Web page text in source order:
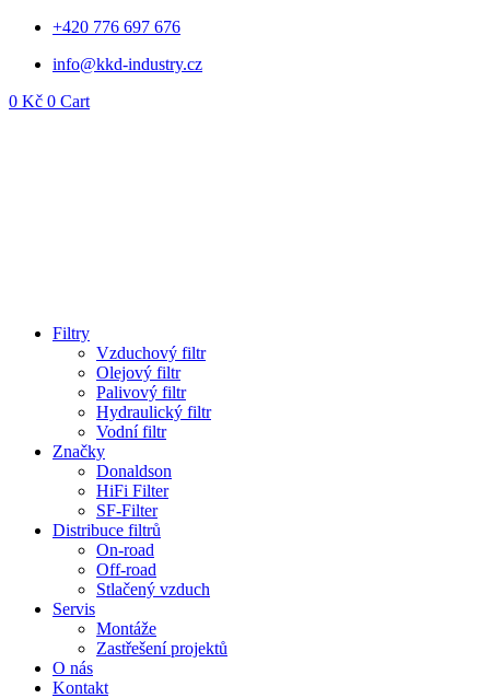
Přejít
obsahu
+420 776 697 676
info@kkd-industry.cz
0 Kč 0 Cart
Filtry
Vzduchový filtr
Olejový filtr
Palivový filtr
Hydraulický filtr
Vodní filtr
Značky
Donaldson
HiFi Filter
SF-Filter
Distribuce filtrů
On-road
Off-road
Stlačený vzduch
Servis
Montáže
Zastřešení projektů
O nás
Kontakt